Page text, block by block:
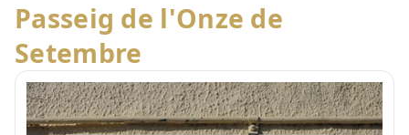
Passeig de l'Onze de
Setembre